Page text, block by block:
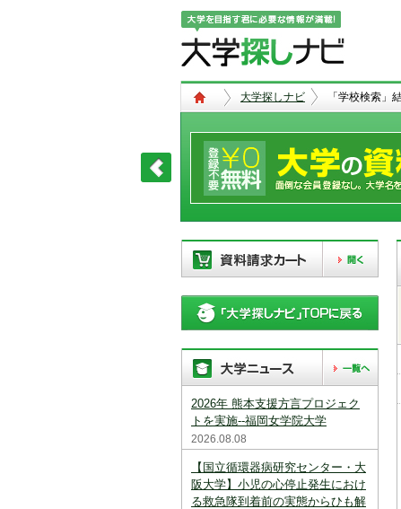
大学探しナビ 「学校検索」
現在、以下の学校を「資料請求カー
ト」に登録しています。「資料請求
カート」に登録できる学校は20校ま
リストから「削除」ボタンで登録を
削除して下さい。
「資料請求カート」の登録情報は、アクセ
スを中断すると消えてしまいます。ご注意
下さい。
※現在登録されている大学はありません。
※「資料請求カート」に登録できる学校は
20校までです。
2026年 熊本支援方言プロジェク
トを実施--福岡女学院大学
2026.08.08
【国立循環器病研究センター・大
阪大学】小児の心停止発生におけ
る救急隊到着前の実態からひも解